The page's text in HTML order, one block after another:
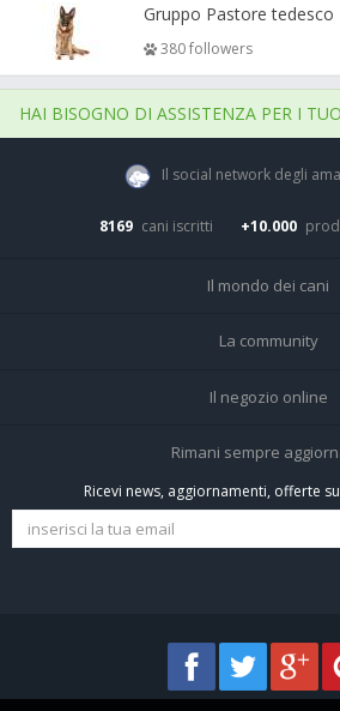
Gruppo Pastore tedesco
380 followers
HAI BISOGNO DI ASSISTENZA PER I
Il social network degli
8169 cani iscritti +10.000
Il mondo dei cani
Tutte le razze
La community
Home
Tutti i cani iscritti
Il negozio online
Negozio per cani
Spedizioni e resi
Rimani sempre
Ricevi news, aggiornamenti, offerte